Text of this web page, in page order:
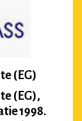
(EG)
(EG),
1998.